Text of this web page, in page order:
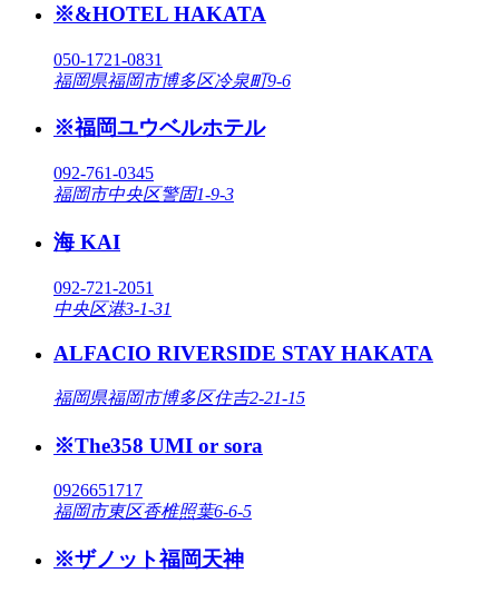
※&HOTEL HAKATA
050-1721-0831
福岡県福岡市博多区冷泉町9-6
※福岡ユウベルホテル
092-761-0345
福岡市中央区警固1-9-3
海 KAI
092-721-2051
中央区港3-1-31
ALFACIO RIVERSIDE STAY HAKATA
福岡県福岡市博多区住吉2-21-15
※The358 UMI or sora
0926651717
福岡市東区香椎照葉6-6-5
※ザノット福岡天神